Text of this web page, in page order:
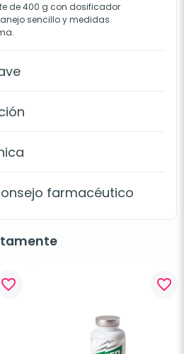
de 400 g con dosificador
sencillo y medidas
farmacéutico
favorite_border favorite_border